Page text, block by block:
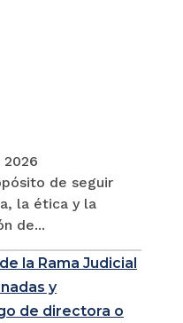
de seguir
la ética y la
de...
la Rama Judicial
y
de directora o